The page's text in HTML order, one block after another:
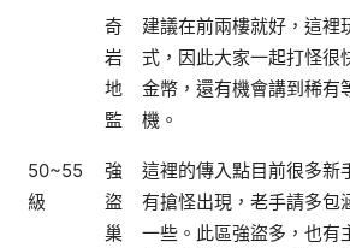
奇
岩
地
監
建議在前兩樓就好，這裡
式，因此大家一起打怪很
金幣，還有機會講到稀有
機。
50~55
級
強
盜
巢
這裡的傳入點目前很多新
有搶怪出現，老手請多包
一些。此區強盜多，也有